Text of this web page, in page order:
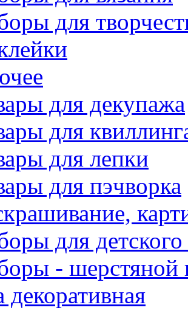
для
для декупажа
для
для лепки
для пэчворка
для
- шерстяной
декоративная